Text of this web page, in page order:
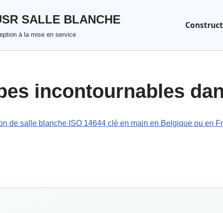
SALLE BLANCHE
à la mise en service
incontournables
de salle blanche ISO 14644 clé en main en Belgique ou en